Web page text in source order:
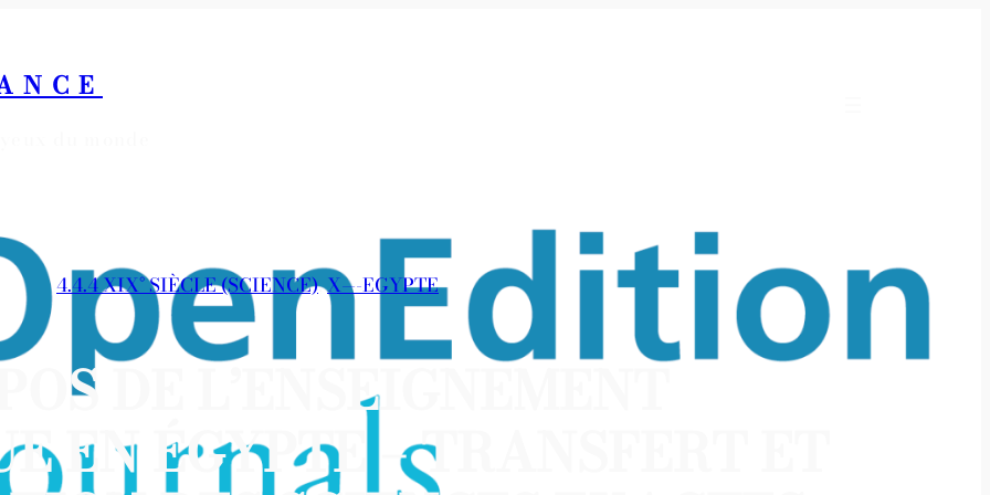
4.4.4 XIX° SIÈCLE (SCIENCE), X—-EGYPTE
DE L’ENSEIGNEMENT
EN ÉGYPTE – TRANSFERT ET